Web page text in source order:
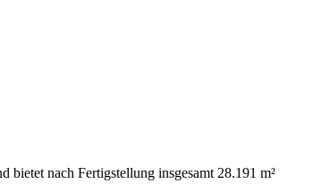
bietet nach Fertigstellung insgesamt 28.191 m²